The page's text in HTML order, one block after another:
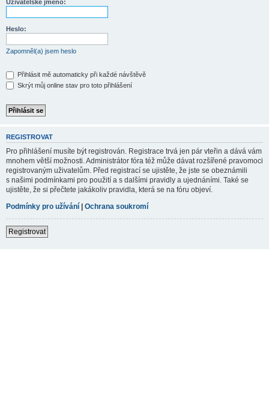
Uživatelské jméno:
Heslo:
Zapomněl(a) jsem heslo
Přihlásit mě automaticky při každé návštěvě
Skrýt můj online stav pro toto přihlášení
REGISTROVAT
Pro přihlášení musíte být registrován. Registrace trvá jen pár vteřin a dává vám
mnohem větší možnosti. Administrátor fóra též může dávat rozšířené pravomoci
registrovaným uživatelům. Před registrací se ujistěte, že jste se obeznámili
s našimi podmínkami pro použití a s dalšími pravidly a ujednáními. Také se
ujistěte, že si přečtete jakákoliv pravidla, která se na fóru objeví.
Podmínky pro užívání | Ochrana soukromí
Registrovat